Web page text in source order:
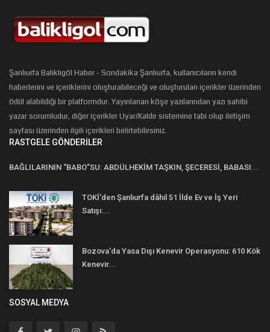
Şanlıurfa Balıklıgöl Haber - Sondakika Şanlıurfa, kullanıcıların kendi
haberlerini ve içeriklerini oluşturabileceği ve oluşturulan içerikler üzerinden
ödül alabildiği bir platformdur. Yayınlanan köşe yazılarından yazı sahibi
yazar sorumludur, diğer içerikler Uyar/Kaldır sistemine tabi olup iletişim
sayfası üzerinden ilgili içerikleri belirtebilirsiniz.
RASTGELE GÖNDERILER
BAĞLILARININ “BABO”SU: ABDÜLHEKİM TAŞKIN, ŞECERESİ, BABASI...
TOKİ'den Şanlıurfa dâhil 51 İlde Ev ve İş Yeri
Satışı:...
Bozova'da Yasa Dışı Kenevir Operasyonu: 610 Kök
Kenevir...
SOSYAL MEDYA